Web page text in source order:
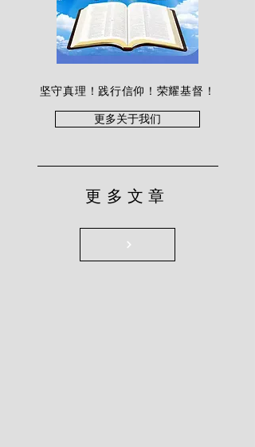
坚守真理！践行信仰！荣耀基督！
更多关于我们
更多文章